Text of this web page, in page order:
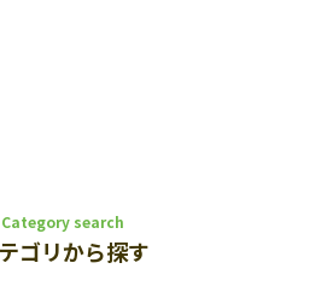
Category search
ゴリから探す